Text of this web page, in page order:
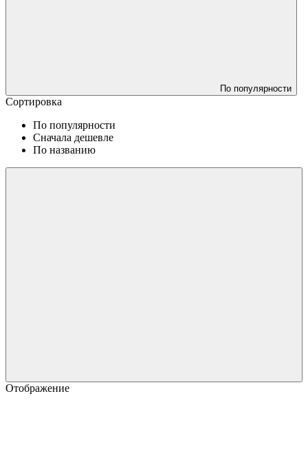
По популярности
Сортировка
По популярности
Сначала дешевле
По названию
Отображение